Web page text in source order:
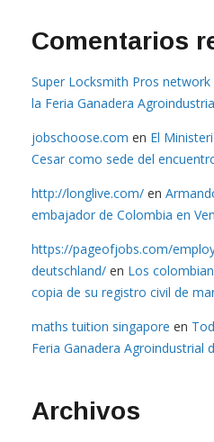
Comentarios
Super Locksmith Pros network
la Feria Ganadera
jobschoose.com en El
Cesar como sede del
http://longlive.com/ en
embajador de Colombia en
https://pageofjobs.com/
deutschland/ en Los
copia de su registro civil de
maths tuition singapore en
Feria Ganadera Agroindustrial
Archivos